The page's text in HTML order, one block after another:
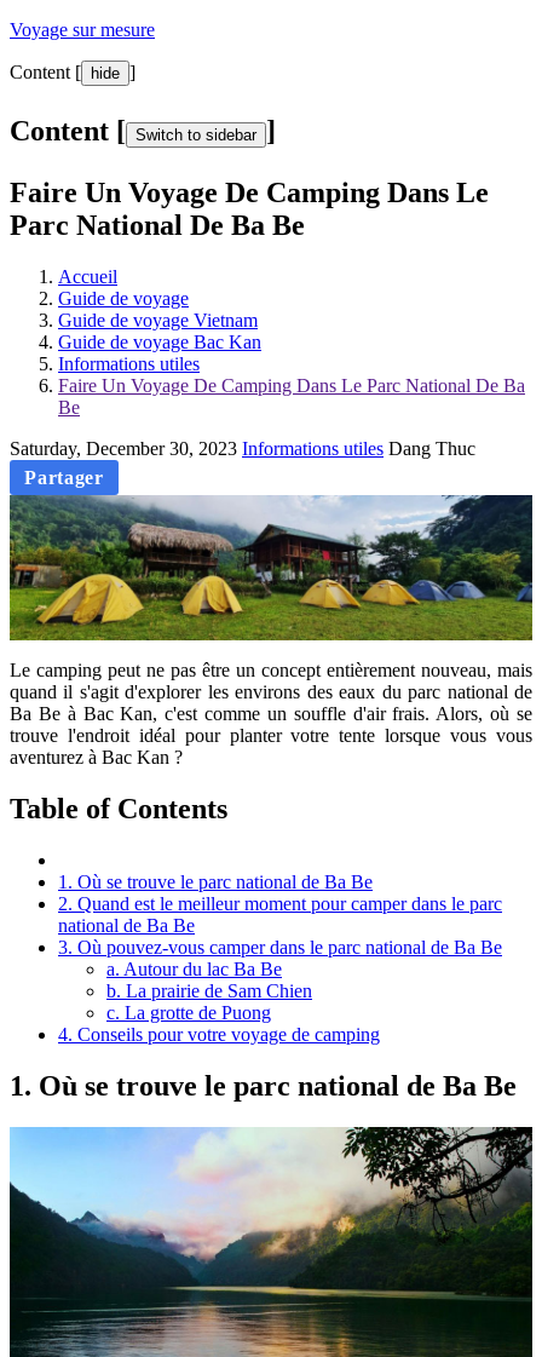
Voyage sur mesure
Content [ hide ]
Content [ Switch to sidebar ]
Faire Un Voyage De Camping Dans Le
Parc National De Ba Be
Accueil
Guide de voyage
Guide de voyage Vietnam
Guide de voyage Bac Kan
Informations utiles
Faire Un Voyage De Camping Dans Le Parc National De Ba
Be
Saturday, December 30, 2023 Informations utiles Dang Thuc
Partager
Le camping peut ne pas être un concept entièrement nouveau, mais
quand il s'agit d'explorer les environs des eaux du parc national de
Ba Be à Bac Kan, c'est comme un souffle d'air frais. Alors, où se
trouve l'endroit idéal pour planter votre tente lorsque vous vous
aventurez à Bac Kan ?
Table of Contents
1. Où se trouve le parc national de Ba Be
2. Quand est le meilleur moment pour camper dans le parc
national de Ba Be
3. Où pouvez-vous camper dans le parc national de Ba Be
a. Autour du lac Ba Be
b. La prairie de Sam Chien
c. La grotte de Puong
4. Conseils pour votre voyage de camping
1. Où se trouve le parc national de Ba Be